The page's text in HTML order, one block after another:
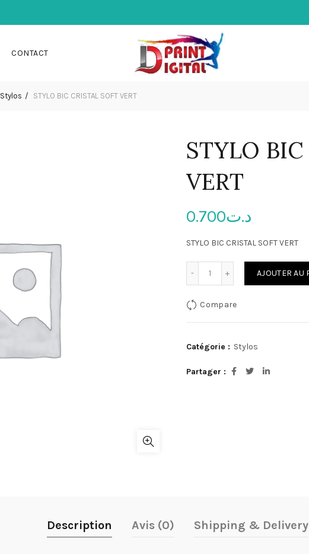
CONTACT
Stylos STYLO BIC CRISTAL SOFT VERT
STYLO
VERT
د.ت0.700
STYLO BIC CRISTAL SOFT VERT
quantité de STYLO BIC
AJOUTER AU
Compare
Catégorie : Stylos
Partager
Description Avis (0) Shipping & Delivery